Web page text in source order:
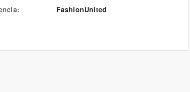
: FashionUnited